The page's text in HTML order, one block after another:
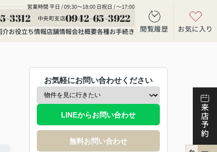
営業時間 平日 / 09:30～18:00 日祝日 / ～17:00
3312 中央町支店0942-65-3922
介お役立ち情報店舗情報会社概要各種お手続き 閲覧履歴 お気に入り
来店予約
お気軽にお問い合わせください
LINEからお問い合わせ
無料お問い合わせ